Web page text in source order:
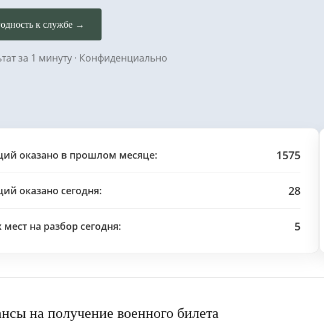
к службе →
за 1 минуту · Конфиденциально
оказано в прошлом месяце: 1575
оказано сегодня: 28
на разбор сегодня: 5
на получение военного билета